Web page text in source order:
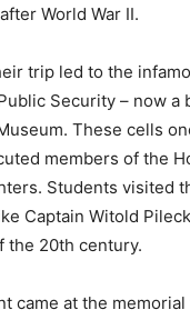
World War II.
trip led to the
Security – now a
These cells
members of the
Students visited
Captain Witold
the 20th century.
came at the